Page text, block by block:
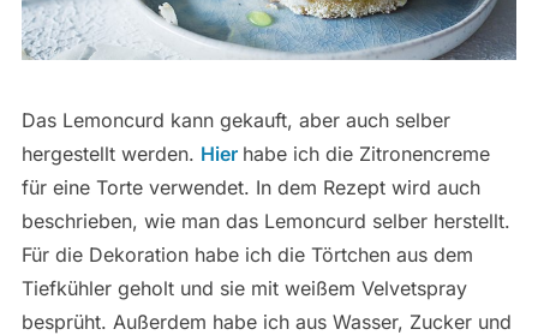
Das Lemoncurd kann gekauft, aber auch selber
hergestellt werden. Hier habe ich die Zitronencreme
für eine Torte verwendet. In dem Rezept wird auch
beschrieben, wie man das Lemoncurd selber herstellt.
Für die Dekoration habe ich die Törtchen aus dem
Tiefkühler geholt und sie mit weißem Velvetspray
besprüht. Außerdem habe ich aus Wasser, Zucker und